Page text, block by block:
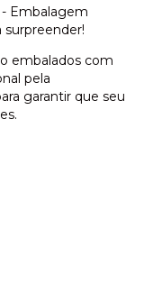
- Embalagem
surpreender!
embalados com
pela
garantir que seu